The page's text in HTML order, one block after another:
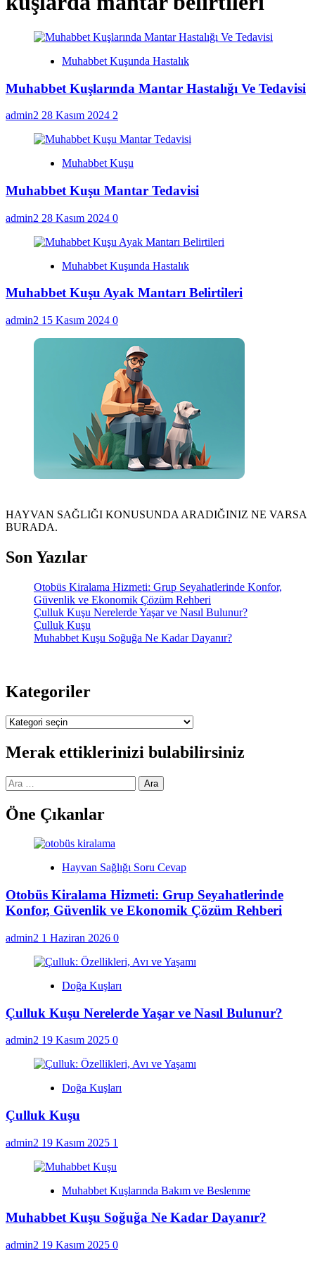
Muhabbet Kuşunda Hastalık
Muhabbet Kuşlarında Mantar Hastalığı Ve Tedavisi
admin2 28 Kasım 2024 2
Muhabbet Kuşu
Muhabbet Kuşu Mantar Tedavisi
admin2 28 Kasım 2024 0
Muhabbet Kuşunda Hastalık
Muhabbet Kuşu Ayak Mantarı Belirtileri
admin2 15 Kasım 2024 0
HAYVAN SAĞLIĞI KONUSUNDA ARADIĞINIZ NE VARSA
BURADA.
Son Yazılar
Otobüs Kiralama Hizmeti: Grup Seyahatlerinde Konfor,
Güvenlik ve Ekonomik Çözüm Rehberi
Çulluk Kuşu Nerelerde Yaşar ve Nasıl Bulunur?
Çulluk Kuşu
Muhabbet Kuşu Soğuğa Ne Kadar Dayanır?
Kategoriler
Kategoriler
Merak ettiklerinizi bulabilirsiniz
Arama:
Öne Çıkanlar
Hayvan Sağlığı Soru Cevap
Otobüs Kiralama Hizmeti: Grup Seyahatlerinde
Konfor, Güvenlik ve Ekonomik Çözüm Rehberi
admin2 1 Haziran 2026 0
Doğa Kuşları
Çulluk Kuşu Nerelerde Yaşar ve Nasıl Bulunur?
admin2 19 Kasım 2025 0
Doğa Kuşları
Çulluk Kuşu
admin2 19 Kasım 2025 1
Muhabbet Kuşlarında Bakım ve Beslenme
Muhabbet Kuşu Soğuğa Ne Kadar Dayanır?
admin2 19 Kasım 2025 0